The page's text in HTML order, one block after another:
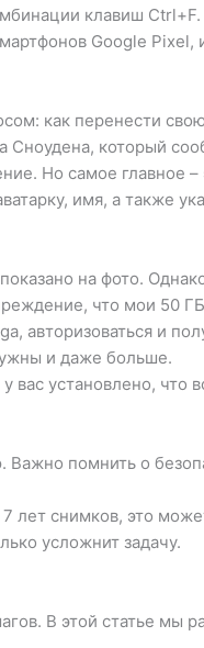
клавиш
Google
как перенести
Сноудена, который
Но самое главное –
имя, а также
на фото.
что мои 50
авторизоваться и
и даже больше.
вас установлено, что
помнить о
лет снимков, это
усложнит задачу.
В этой статье мы